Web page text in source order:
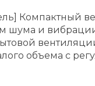
Компактный
шума и
объема с